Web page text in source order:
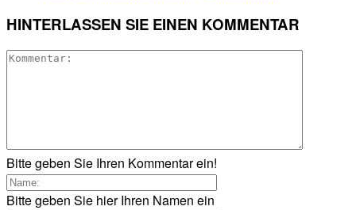
HINTERLASSEN SIE EINEN KOMMENTAR
Bitte geben Sie Ihren Kommentar ein!
Bitte geben Sie hier Ihren Namen ein